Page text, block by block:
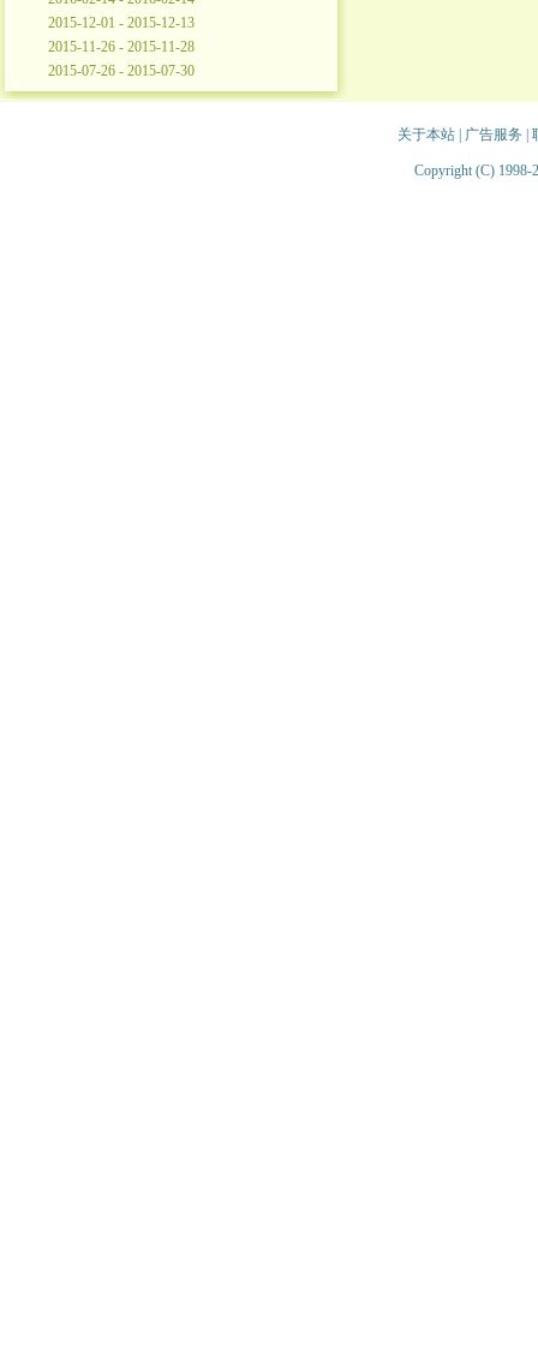
2015-12-01 - 2015-12-13
2015-11-26 - 2015-11-28
2015-07-26 - 2015-07-30
关于本站| 广告服务
Copyright (C) 1998-